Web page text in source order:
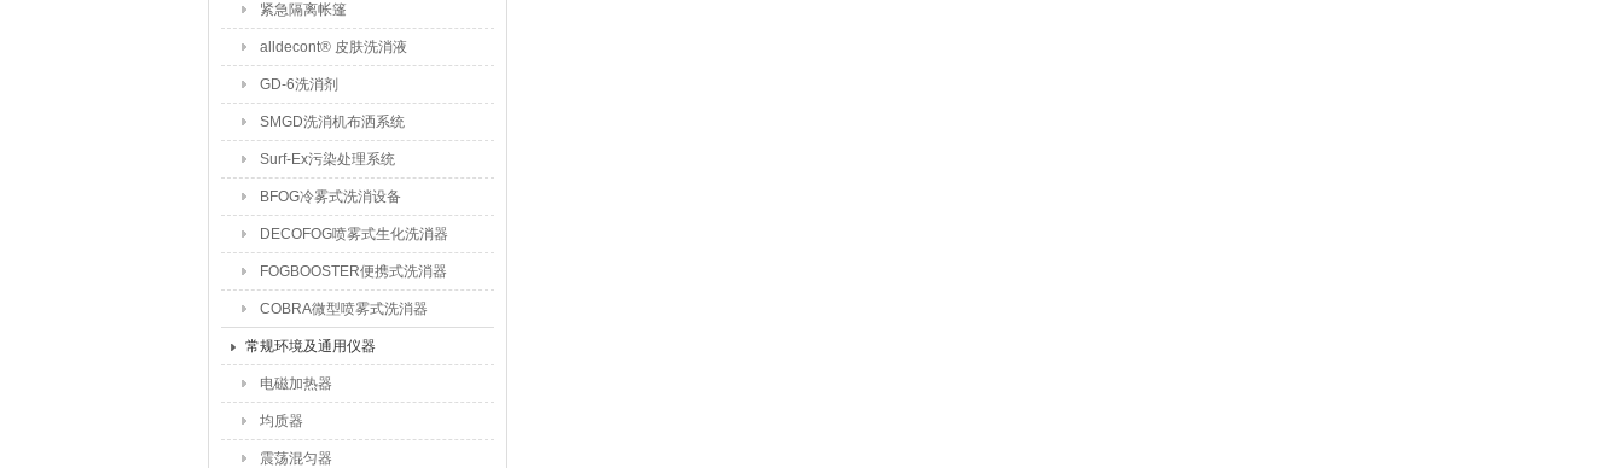
紧急隔离帐篷
alldecont® 皮肤洗消液
GD-6洗消剂
SMGD洗消机布洒系统
Surf-Ex污染处理系统
BFOG冷雾式洗消设备
DECOFOG喷雾式生化洗消器
FOGBOOSTER便携式洗消器
COBRA微型喷雾式洗消器
常规环境及通用仪器
电磁加热器
均质器
震荡混匀器